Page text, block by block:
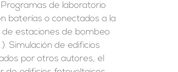
de laboratorio
baterías o conectados a la
de estaciones de bombeo
Simulación de edificios
por otros autores, el